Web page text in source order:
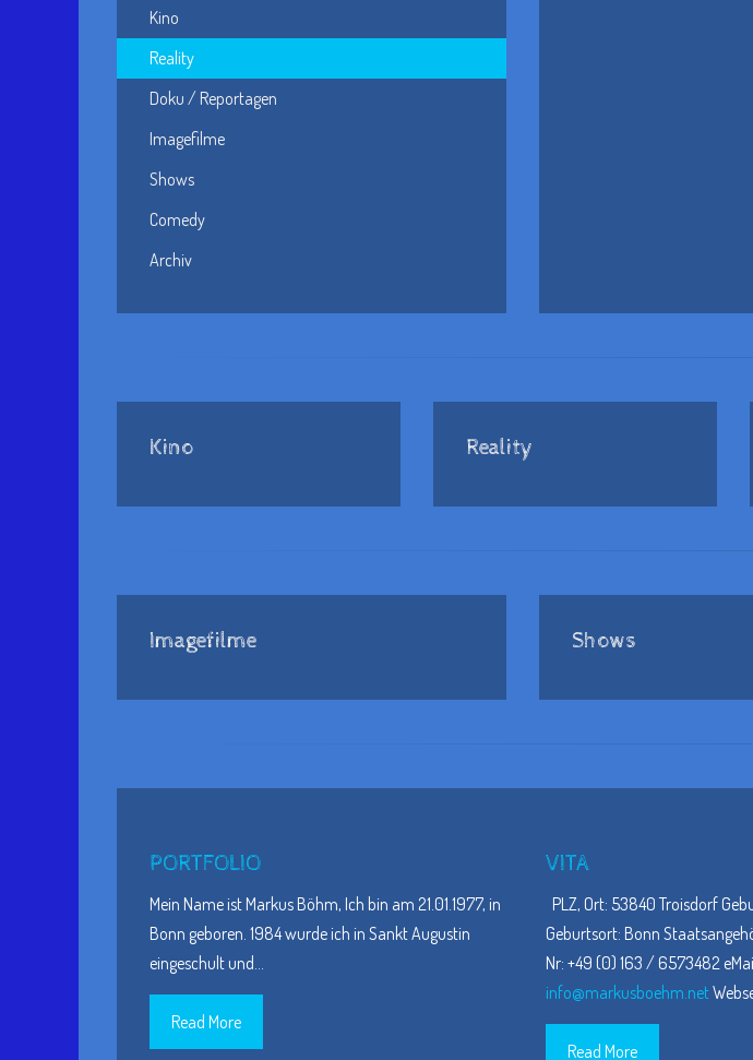
Kino
Reality
Doku / Reportagen
Imagefilme
Shows
Comedy
Archiv
Kino Reality
Imagefilme Shows
PORTFOLIO
Mein Name ist Markus Böhm, Ich bin am 21.01.1977, in
Bonn geboren. 1984 wurde ich in Sankt Augustin
eingeschult und…
Read More
VITA
PLZ, Ort: 53840 Troisdorf
Geburtsort: Bonn
Nr: +49 (0) 163 / 6573482
info@markusboehm.net
Read More